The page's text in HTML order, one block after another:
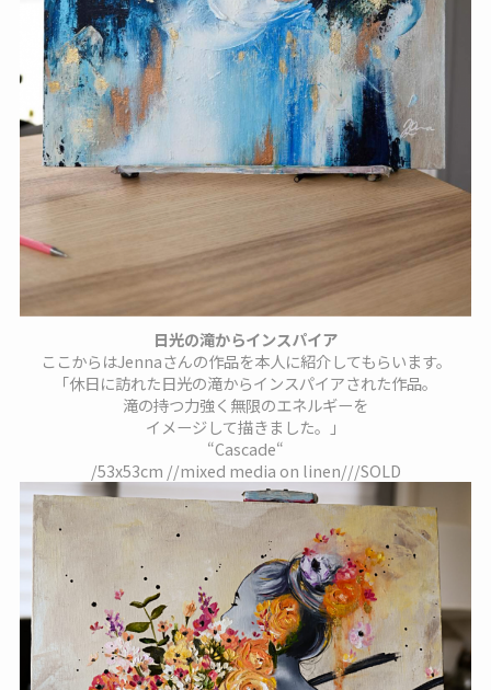
日光の滝からインスパイア
ここからはJennaさんの作品を本人に紹介してもらいます。
「休日に訪れた日光の滝からインスパイアされた作品。
滝の持つ力強く無限のエネルギーを
イメージして描きました。」
“Cascade“
/53x53cm //mixed media on linen///SOLD